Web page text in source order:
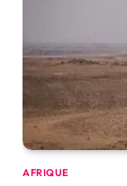
AFRIQUE